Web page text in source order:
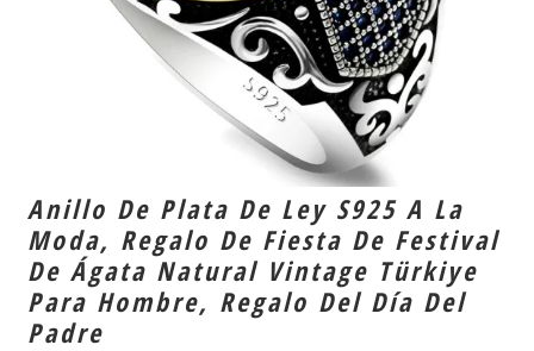
Anillo De Plata De Ley S925 A La
Moda, Regalo De Fiesta De Festival
De Ágata Natural Vintage Türkiye
Para Hombre, Regalo Del Día Del
Padre